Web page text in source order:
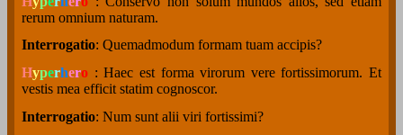
rerum omnium naturam.
Interrogatio: Quemadmodum formam tuam accipis?
Hyperhero : Haec est forma virorum vere fortissimorum. Et
vestis mea efficit statim cognoscor.
Interrogatio: Num sunt alii viri fortissimi?